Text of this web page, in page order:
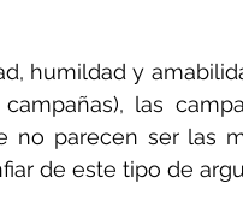
humildad y
las
no parecen ser las
de este tipo de